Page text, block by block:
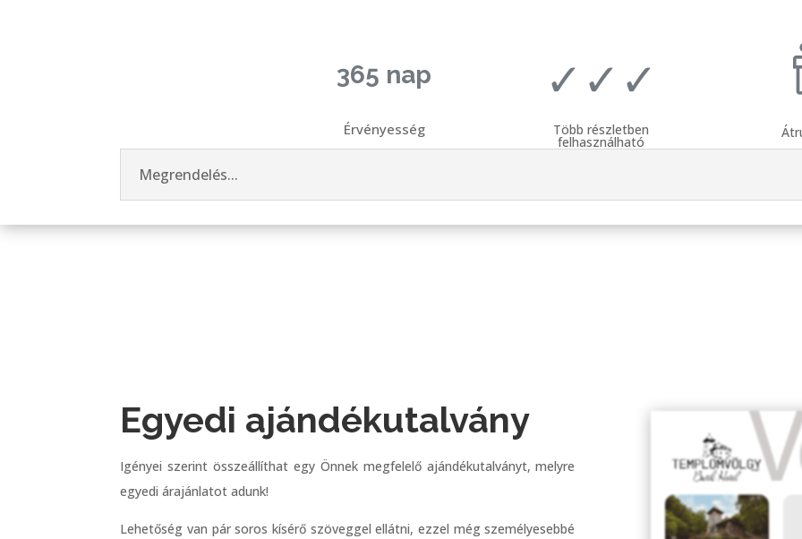
365 nap
Érvényesség
✓✓✓
Több részletben
felhasználható
Megrendelés...
Egyedi ajándékutalvány
Igényei szerint összeállíthat egy Önnek megfelelő ajándékutalványt, melyre
egyedi árajánlatot adunk!
Lehetőség van pár soros kísérő szöveggel ellátni, ezzel még személyesebbé